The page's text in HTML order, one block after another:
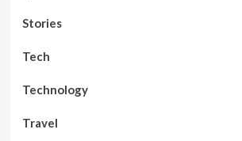
Stories
Tech
Technology
Travel